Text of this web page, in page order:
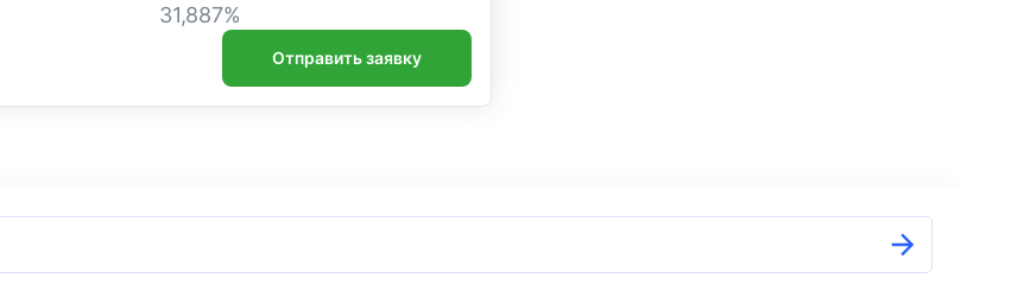
31,887%
Отправить заявку